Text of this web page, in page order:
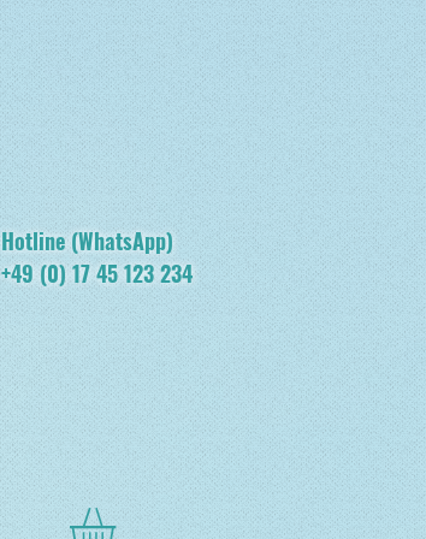
Hotline (WhatsApp)
+49 (0) 17 45 123 234